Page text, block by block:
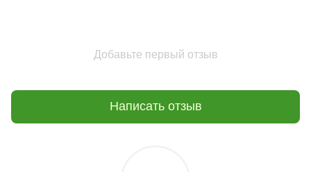
Добавьте первый отзыв
Написать отзыв